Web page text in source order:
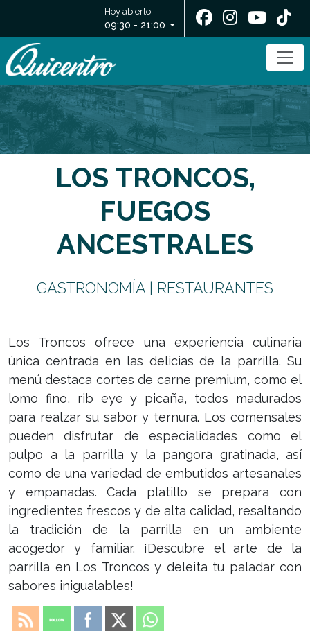
Hoy abierto
09:30 - 21:00
LOS TRONCOS,
FUEGOS
ANCESTRALES
GASTRONOMÍA | RESTAURANTES
Los Troncos ofrece una experiencia culinaria
única centrada en las delicias de la parrilla. Su
menú destaca cortes de carne premium, como el
lomo fino, rib eye y picaña, todos madurados
para realzar su sabor y ternura. Los comensales
pueden disfrutar de especialidades como el
pulpo a la parrilla y la pangora gratinada, así
como de una variedad de embutidos artesanales
y empanadas. Cada platillo se prepara con
ingredientes frescos y de alta calidad, resaltando
la tradición de la parrilla en un ambiente
acogedor y familiar. ¡Descubre el arte de la
parrilla en Los Troncos y deleita tu paladar con
sabores inigualables!